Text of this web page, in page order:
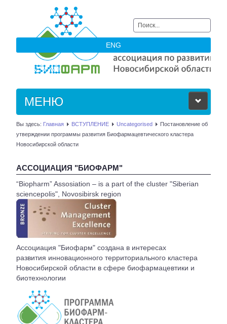
Искать...
ENG
МЕНЮ
ОБ АССОЦИАЦИИ
НОВОСТИ
АКТУАЛЬНОЕ
ВСТУПЛЕНИЕ
КОНТАКТЫ
БЮРО АССОЦИАЦИИ
Вы здесь: Главная ВСТУПЛЕНИЕ Uncategorised
Постановление об
утверждении программы развития Биофармацевтического кластера
Новосибирской области
АССОЦИАЦИЯ "БИОФАРМ"
“Biopharm” Assosiation – is a part of the cluster "Siberian
sciencepolis", Novosibirsk region
Ассоциация "Биофарм" создана в интересах
развития инновационного территориального кластера
Новосибирской области в сфере биофармацевтики и
биотехнологии